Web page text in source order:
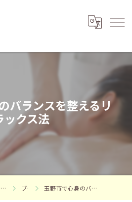
バランスを整えるリ
ックス法
岡山県玉野市のエステならフェイシャルエステサロンMOKU ブログ 玉野市で心身のバランスを整えるリラックス法